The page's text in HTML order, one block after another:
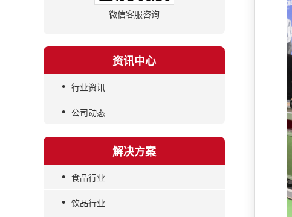
微信客服咨询
资讯中心
• 行业资讯
• 公司动态
解决方案
• 食品行业
• 饮品行业